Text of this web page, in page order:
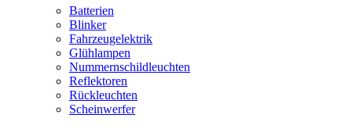
Batterien
Blinker
Fahrzeugelektrik
Glühlampen
Nummernschildleuchten
Reflektoren
Rückleuchten
Scheinwerfer